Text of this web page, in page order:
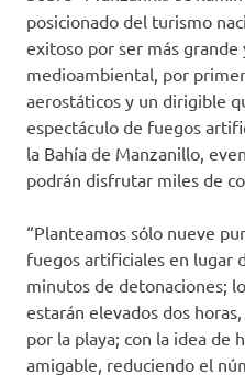
posicionado del turismo
exitoso por ser más
medioambiental, por
aerostáticos y un dirigible
espectáculo de fuegos
la Bahía de Manzanillo,
podrán disfrutar miles de
“Planteamos sólo nueve
fuegos artificiales en lugar
minutos de detonaciones;
estarán elevados dos
por la playa; con la idea de
amigable, reduciendo el